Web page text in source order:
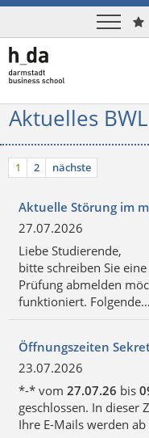
Aktuelles
1 2 nächste
Aktuelle Störung im
27.07.2026
Liebe Studierende,
bitte schreiben Sie
Prüfung abmelden
funktioniert. Folgende…
Details
Öffnungszeiten
23.07.2026
*-* vom 27.07.26 bis
geschlossen. In dieser
Ihre E-Mails werden